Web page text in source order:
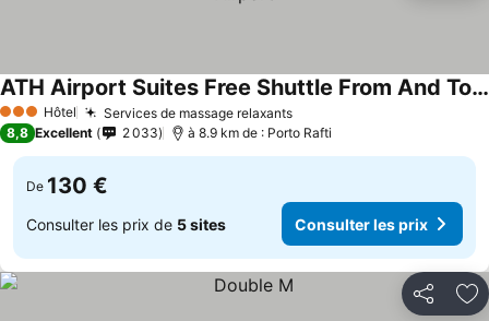
3 ÉtoilesHôtel Services de massage relaxants
ATH Airport Suites Free Shuttle From And To Athens Airport
8,8 Excellent 2 033 à 8.9 km de : Porto Rafti
De 130 €
Consulter les prix de 5 sites Consulter les prix
Partager